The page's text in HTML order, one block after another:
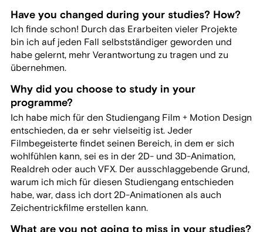
Have you changed during your studies? How?
Ich finde schon! Durch das Erarbeiten vieler Projekte
bin ich auf jeden Fall selbstständiger geworden und
habe gelernt, mehr Verantwortung zu tragen und zu
übernehmen.
Why did you choose to study in your
programme?
Ich habe mich für den Studiengang Film + Motion Design
entschieden, da er sehr vielseitig ist. Jeder
Filmbegeisterte findet seinen Bereich, in dem er sich
wohlfühlen kann, sei es in der 2D- und 3D-Animation,
Realdreh oder auch VFX. Der ausschlaggebende Grund,
warum ich mich für diesen Studiengang entschieden
habe, war, dass ich dort 2D-Animationen als auch
Zeichentrickfilme erstellen kann.